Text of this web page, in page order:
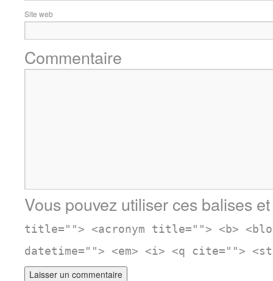
Site web
Commentaire
Vous pouvez utiliser ces balises
title=""> <acronym title=""> <b>
datetime=""> <em> <i> <q cite="">